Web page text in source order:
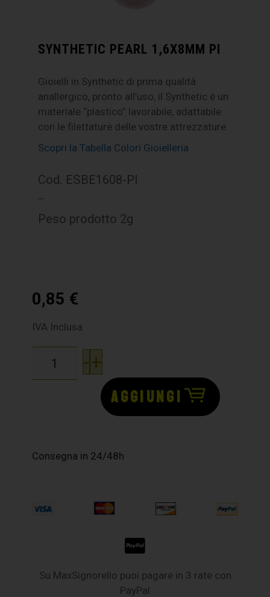
SYNTHETIC PEARL 1,6X8MM PI
Gioielli in Synthetic di prima qualità
anallergico, pronto all’uso, il Synthetic è un
materiale “plastico” lavorabile, adattabile
con le filettature delle vostre attrezzature.
Scopri la Tabella Colori Gioielleria
Cod. ESBE1608-PI
–
Peso prodotto 2g
0,85 €
IVA Inclusa
-+
AGGIUNGI
Consegna in 24/48h
Su MaxSignorello puoi pagare in 3 rate con
PayPal